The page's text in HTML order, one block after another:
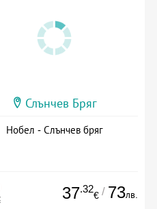
Слънчев Бряг
Нобел - Слънчев бряг
37.32
€ / 73лв.